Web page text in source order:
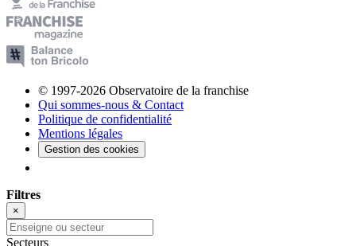
© 1997-2026 Observatoire de la franchise
Qui sommes-nous & Contact
Politique de confidentialité
Mentions légales
Gestion des cookies
Filtres
×
Secteurs